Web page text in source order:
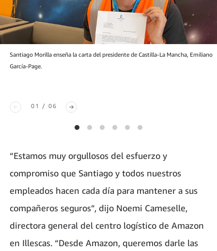
Santiago Morilla enseña la carta del presidente de Castilla-La Mancha, Emiliano
García-Page.
01 / 06
“Estamos muy orgullosos del esfuerzo y
compromiso que Santiago y todos nuestros
empleados hacen cada día para mantener a sus
compañeros seguros”, dijo Noemi Cameselle,
directora general del centro logístico de Amazon
en Illescas. “Desde Amazon, queremos darle las